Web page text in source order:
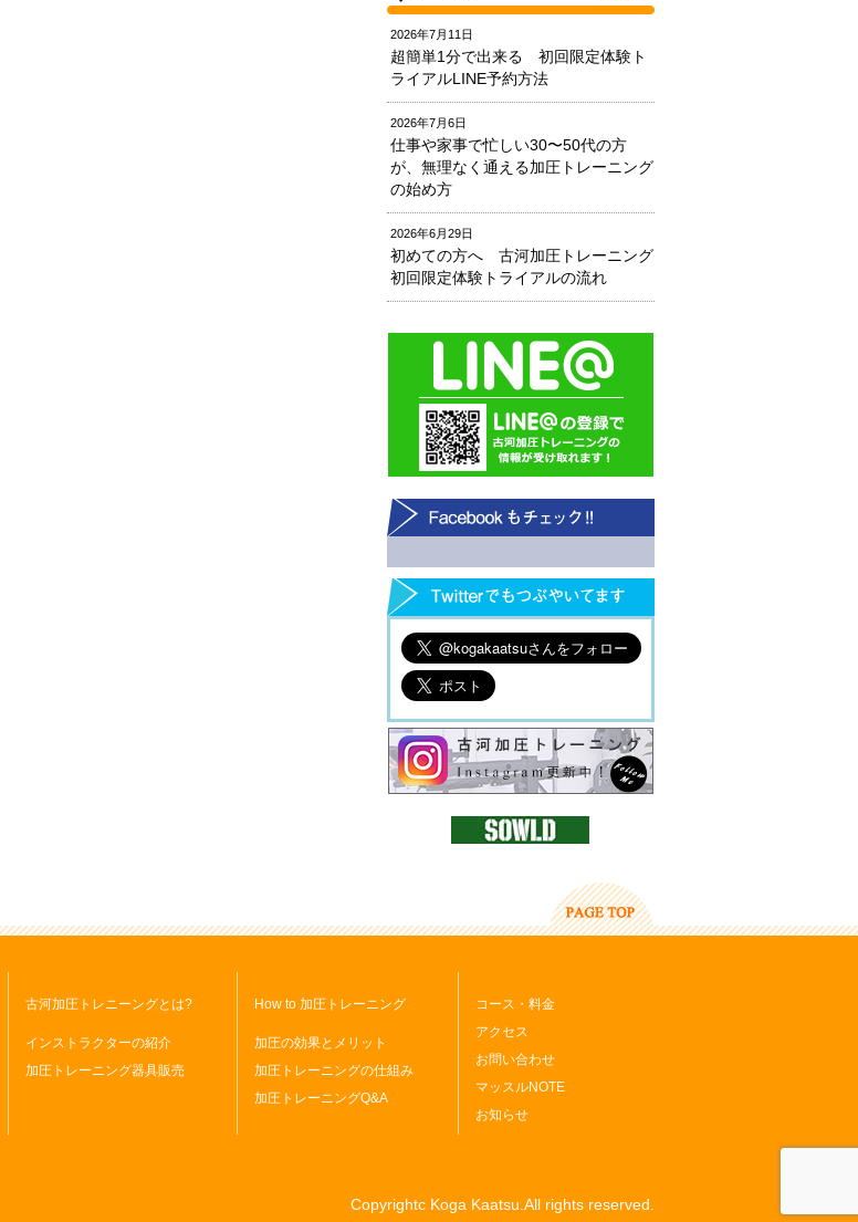
2026年7月11日
超簡単1分で出来る 初回限定体験ト
ライアルLINE予約方法
2026年7月6日
仕事や家事で忙しい30〜50代の方
が、無理なく通える加圧トレーニング
の始め方
2026年6月29日
初めての方へ 古河加圧トレーニング
初回限定体験トライアルの流れ
古河加圧トレニーングとは?
インストラクターの紹介
加圧トレーニング器具販売
How to 加圧トレーニング
加圧の効果とメリット
加圧トレーニングの仕組み
加圧トレーニングQ&A
コース・料金
アクセス
お問い合わせ
マッスルNOTE
お知らせ
Copyrightc Koga Kaatsu.All rights reserved.